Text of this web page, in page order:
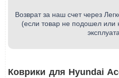
Возврат за наш счет через
(если товар не подошел или
Коврики для Hyundai